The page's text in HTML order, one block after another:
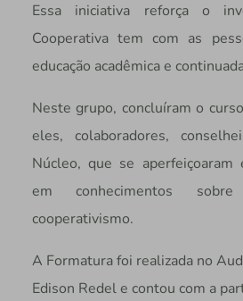
Essa iniciativa reforça o
Cooperativa tem com as
educação acadêmica e
Neste grupo, concluíram o
eles, colaboradores,
Núcleo, que se aperfeiçoaram
em conhecimentos
cooperativismo.
A Formatura foi realizada no
Edison Redel e contou com a